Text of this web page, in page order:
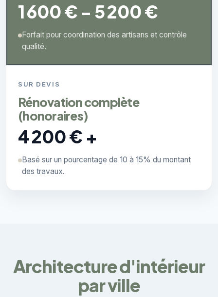
1 600 € - 5 200 €
Forfait pour coordination des artisans et contrôle
qualité.
SUR DEVIS
Rénovation complète
(honoraires)
4 200 € +
Basé sur un pourcentage de 10 à 15% du montant
des travaux.
Architecture d'intérieur
par ville